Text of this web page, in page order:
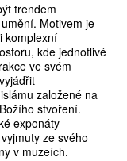
trendem
Motivem je
komplexní
kde jednotlivé
ve svém
založené na
stvoření.
exponáty
ze svého
v muzeích.